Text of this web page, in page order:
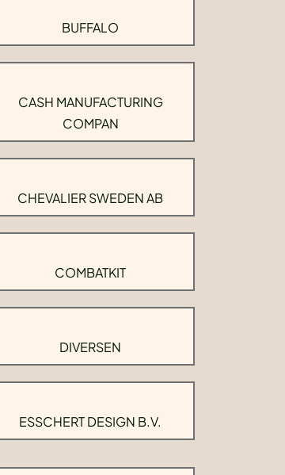
BUFFALO
CASH MANUFACTURING
COMPAN
CHEVALIER SWEDEN AB
COMBATKIT
DIVERSEN
ESSCHERT DESIGN B.V.